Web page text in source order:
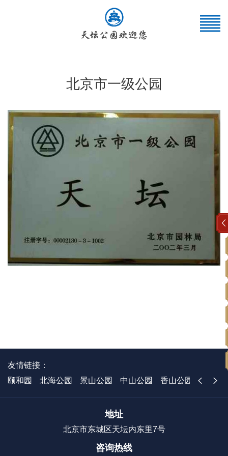
北京市一级公园
友情链接：
颐和园
北海公园 景山公园 中山公园 香山公园 国家植
地址
北京市东城区天坛内东里7号
咨询热线